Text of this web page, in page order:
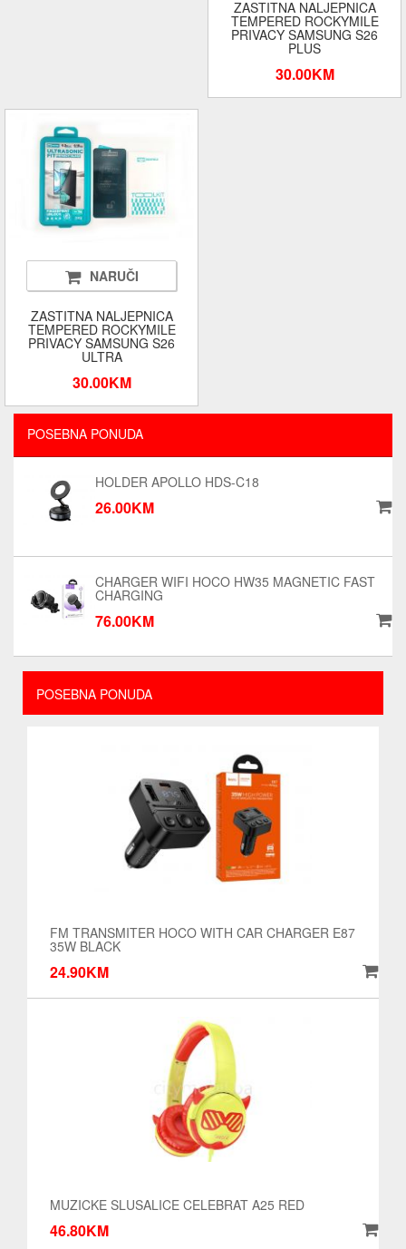
POSEBNA PONUDA
FM TRANSMITER HOCO WITH CAR CHARGER E87
35W BLACK
24.90KM
MUZICKE SLUSALICE CELEBRAT A25 RED
46.80KM
ZASTITNA NALJEPNICA
TEMPERED ROCKYMILE
PRIVACY SAMSUNG S26
PLUS
30.00KM
NARUČI
ZASTITNA NALJEPNICA
TEMPERED ROCKYMILE
PRIVACY SAMSUNG S26
ULTRA
30.00KM
POSEBNA PONUDA
HOLDER APOLLO HDS-C18
26.00KM
CHARGER WIFI HOCO HW35 MAGNETIC FAST
CHARGING
76.00KM